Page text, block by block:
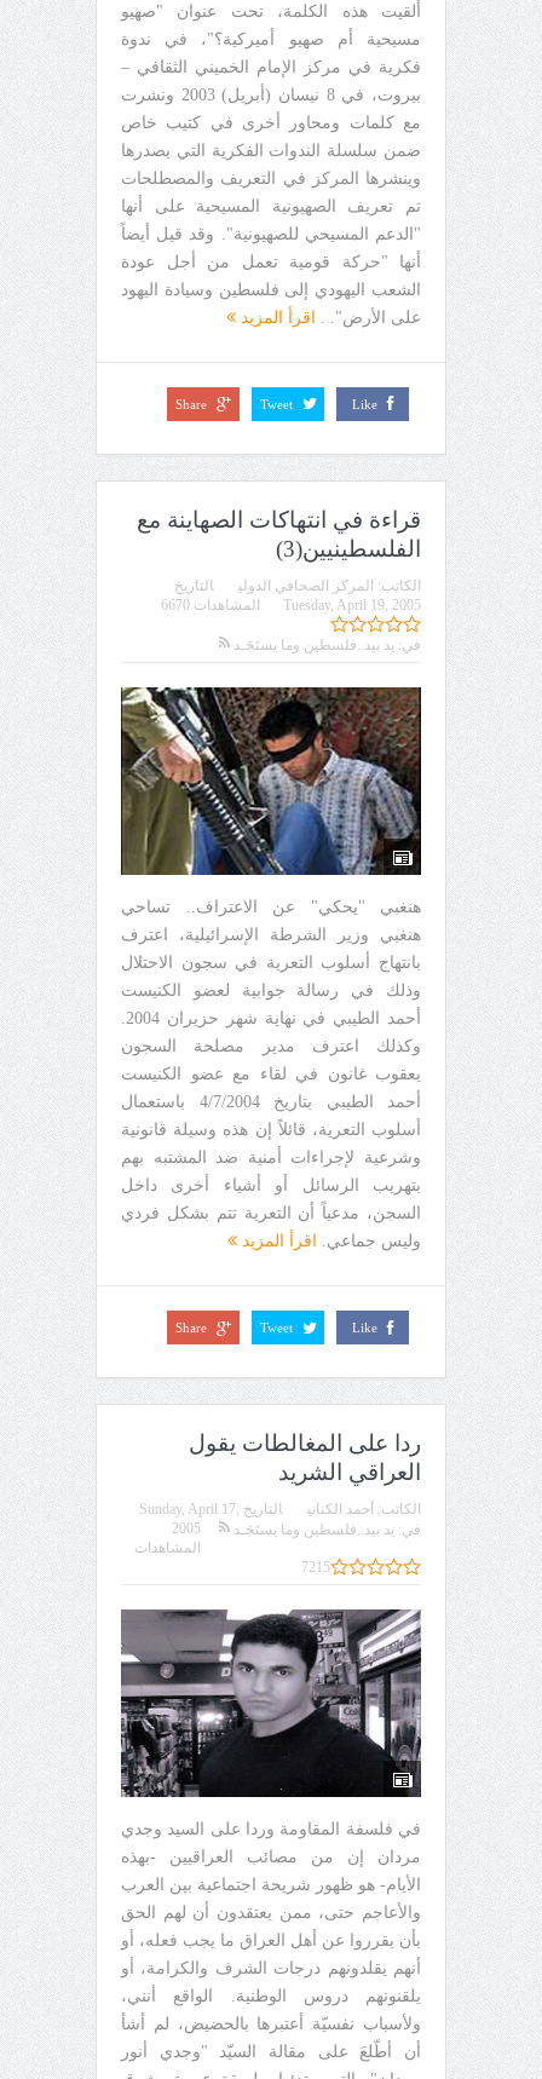
ألقيت هذه الكلمة، تحت عنوان "صهيو
مسيحية أم صهيو أميركية؟"، في ندوة
فكرية في مركز الإمام الخميني الثقافي –
بيروت، في 8 نيسان (أبريل) 2003 ونشرت
مع كلمات ومحاور أخرى في كتيب خاص
ضمن سلسلة الندوات الفكرية التي يصدرها
وينشرها المركز في التعريف والمصطلحات
تم تعريف الصهيونية المسيحية على أنها
"الدعم المسيحي للصهيونية". وقد قيل أيضاً
أنها "حركة قومية تعمل من أجل عودة
الشعب اليهودي إلى فلسطين وسيادة اليهود
على الأرض". .
اقرأ المزيد
Like
Tweet
Share
قراءة في انتهاكات الصهاينة مع
الفلسطينيين(3)
الكاتب: المركز الصحافي الدولي
التاريخ
Tuesday, April 19, 2005
في: يد بيد..فلسطين وما يستَجَـد
المشاهدات 6670
هنغبي "يحكي" عن الاعتراف.. تساحي
هنغبي وزير الشرطة الإسرائيلية، اعترف
بانتهاج أسلوب التعرية في سجون الاحتلال
وذلك في رسالة جوابية لعضو الكنيست
أحمد الطيبي في نهاية شهر حزيران 2004.
وكذلك اعترف مدير مصلحة السجون
يعقوب غانون في لقاء مع عضو الكنيست
أحمد الطيبي بتاريخ 4/7/2004 باستعمال
أسلوب التعرية، قائلاً إن هذه وسيلة قانونية
وشرعية لإجراءات أمنية ضد المشتبه بهم
بتهريب الرسائل أو أشياء أخرى داخل
السجن، مدعياً أن التعرية تتم بشكل فردي
وليس جماعي.
اقرأ المزيد
Like
Tweet
Share
ردا على المغالطات يقول
العراقي الشريد
الكاتب: أحمد الكناني التاريخ Sunday, April 17,
2005
في: يد بيد..فلسطين وما يستَجَـد
المشاهدات
7215
في فلسفة المقاومة وردا على السيد وجدي
مردان إن من مصائب العراقيين -بهذه
الأيام- هو ظهور شريحة اجتماعية بين العرب
والأعاجم حتى، ممن يعتقدون أن لهم الحق
بأن يقرروا عن أهل العراق ما يجب فعله، أو
أنهم يقلدونهم درجات الشرف والكرامة، أو
يلقنونهم دروس الوطنية. الواقع أنني،
ولأسباب نفسيّة أعتبرها بالحضيض، لم أشأ
أن أطّلعَ على مقالة السيّد "وجدي أنور